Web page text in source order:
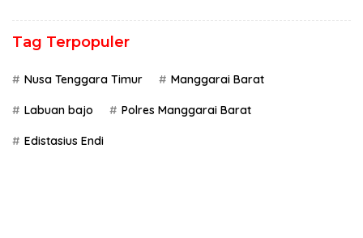
Tag Terpopuler
Nusa Tenggara Timur Manggarai Barat
Labuan bajo Polres Manggarai Barat
Edistasius Endi